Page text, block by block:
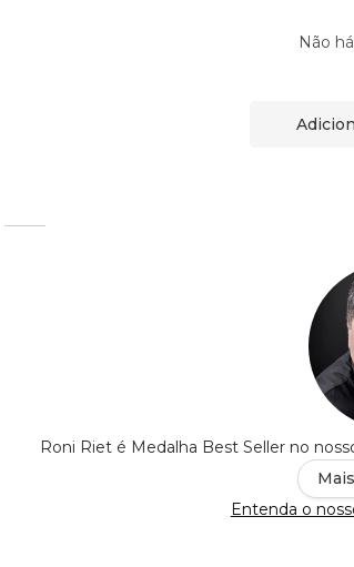
Não
Roni Riet é Medalha Best Seller no
Entenda o